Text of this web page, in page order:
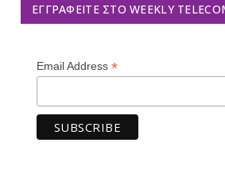
ΕΓΓΡΑΦΕΊΤΕ ΣΤΟ WEEKLY
Email Address *